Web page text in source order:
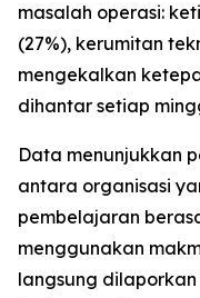
masalah operasi:
(27%), kerumitan
mengekalkan
dihantar setiap
Data menunjukkan
antara organisasi
pembelajaran
menggunakan
langsung